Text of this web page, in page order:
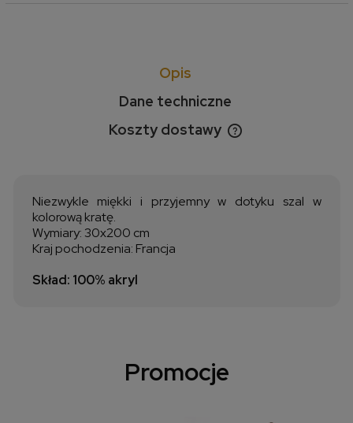
Opis
Dane techniczne
Koszty dostawy
Cena nie zawiera ewentualnych kosztów płatności
Niezwykle miękki i przyjemny w dotyku szal w
kolorową kratę.
Wymiary: 30x200 cm
Kraj pochodzenia: Francja
Skład: 100% akryl
Promocje